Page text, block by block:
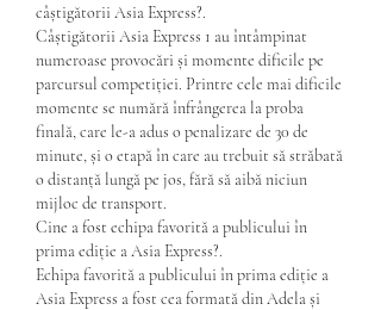
câștigătorii Asia Express?.
Câștigătorii Asia Express 1 au întâmpinat
numeroase provocări și momente dificile pe
parcursul competiției. Printre cele mai dificile
momente se numără înfrângerea la proba
finală, care le-a adus o penalizare de 30 de
minute, și o etapă în care au trebuit să străbată
o distanță lungă pe jos, fără să aibă niciun
mijloc de transport.
Cine a fost echipa favorită a publicului în
prima ediție a Asia Express?.
Echipa favorită a publicului în prima ediție a
Asia Express a fost cea formată din Adela și